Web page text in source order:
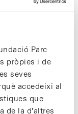
Parc
pròpies i de
seves
accedeixi al
que
de la d'altres
del
en
i